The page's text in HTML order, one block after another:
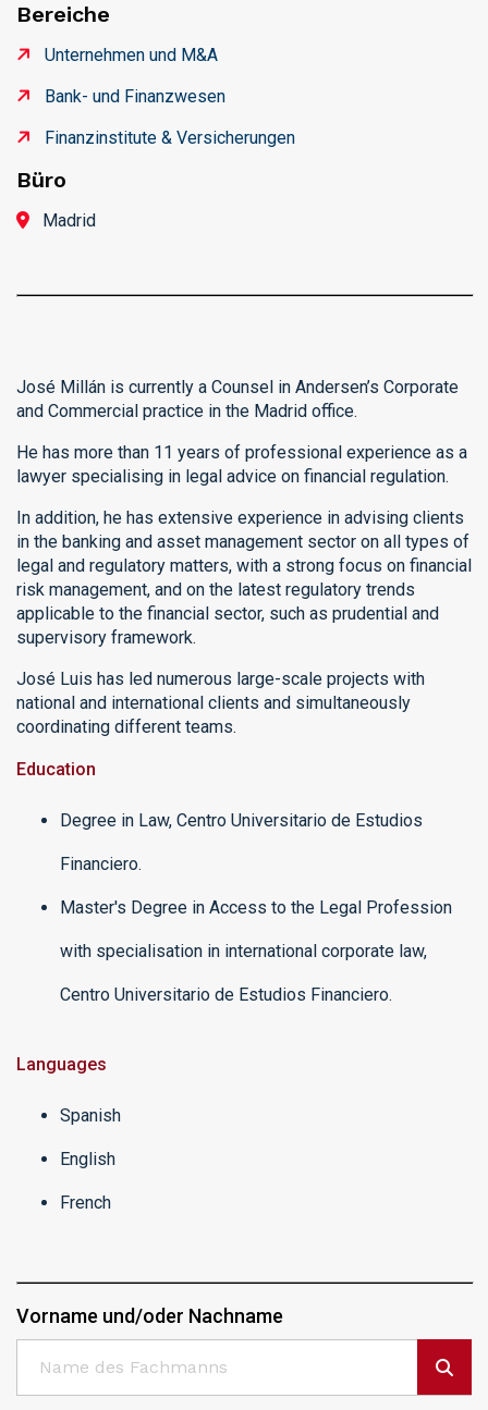
Bereiche
Unternehmen und M&A
Bank- und Finanzwesen
Finanzinstitute & Versicherungen
Büro
Madrid
José Millán is currently a Counsel in Andersen’s Corporate
and Commercial practice in the Madrid office.
He has more than 11 years of professional experience as a
lawyer specialising in legal advice on financial regulation.
In addition, he has extensive experience in advising clients
in the banking and asset management sector on all types of
legal and regulatory matters, with a strong focus on financial
risk management, and on the latest regulatory trends
applicable to the financial sector, such as prudential and
supervisory framework.
José Luis has led numerous large-scale projects with
national and international clients and simultaneously
coordinating different teams.
Education
Degree in Law, Centro Universitario de Estudios
Financiero.
Master's Degree in Access to the Legal Profession
with specialisation in international corporate law,
Centro Universitario de Estudios Financiero.
Languages
Spanish
English
French
Vorname und/oder Nachname